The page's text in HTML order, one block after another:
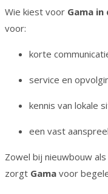
Wie kiest voor Gama
voor:
korte
service en
kennis van lokale
een vast
Zowel bij nieuwbouw
zorgt Gama voor